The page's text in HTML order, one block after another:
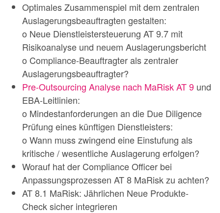
Optimales Zusammenspiel mit dem zentralen
Auslagerungsbeauftragten gestalten:
o Neue Dienstleistersteuerung AT 9.7 mit
Risikoanalyse und neuem Auslagerungsbericht
o Compliance-Beauftragter als zentraler
Auslagerungsbeauftragter?
Pre-Outsourcing Analyse nach MaRisk AT 9 und
EBA-Leitlinien:
o Mindestanforderungen an die Due Diligence
Prüfung eines künftigen Dienstleisters:
o Wann muss zwingend eine Einstufung als
kritische / wesentliche Auslagerung erfolgen?
Worauf hat der Compliance Officer bei
Anpassungsprozessen AT 8 MaRisk zu achten?
AT 8.1 MaRisk: Jährlichen Neue Produkte-
Check sicher integrieren